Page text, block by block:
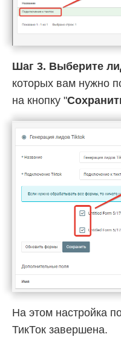
Шаг 3. Выберите
которых вам нужно
на кнопку "
На этом настройка
ТикТок завершена.